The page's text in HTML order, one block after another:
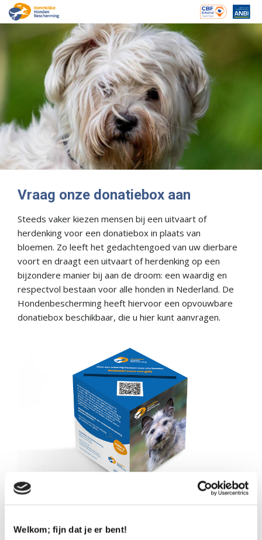
Welkom; fijn dat je er bent!
Vraag onze donatiebox aan
Steeds vaker kiezen mensen bij een uitvaart of
herdenking voor een donatiebox in plaats van
bloemen. Zo leeft het gedachtengoed van uw dierbare
voort en draagt een uitvaart of herdenking op een
bijzondere manier bij aan de droom: een waardig en
respectvol bestaan voor alle honden in Nederland. De
Hondenbescherming heeft hiervoor een opvouwbare
donatiebox beschikbaar, die u hier kunt aanvragen.
Hondenbescherming? Maak dan een actie aan